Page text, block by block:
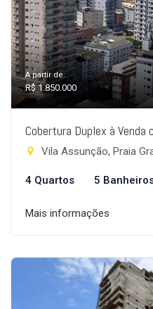
A partir de:
R$ 1.850.000
Cobertura Duplex à
Vila Assunção, Praia
4 Quartos 5
Mais informações